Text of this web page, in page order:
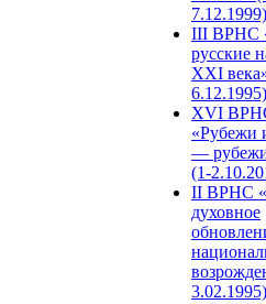
7.12.1999)
III ВРНС
русские
XXI
6.12.1995)
XVI
«Рубежи
—
(1-
II ВРНС
духовное
3.02.1995)